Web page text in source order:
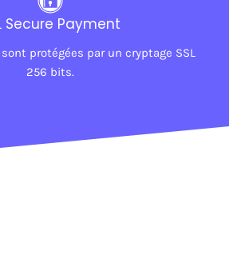
Secure Payment
protégées par un cryptage SSL
256 bits.